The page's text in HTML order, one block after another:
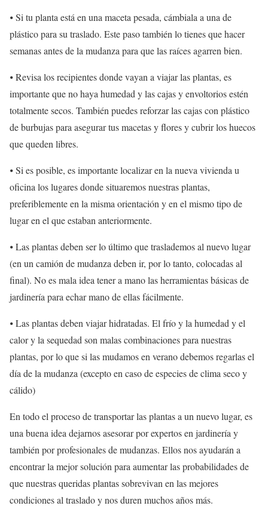
⦁ Si tu planta está en una maceta pesada, cámbiala a una de
plástico para su traslado. Este paso también lo tienes que hacer
semanas antes de la mudanza para que las raíces agarren bien.
⦁ Revisa los recipientes donde vayan a viajar las plantas, es
importante que no haya humedad y las cajas y envoltorios estén
totalmente secos. También puedes reforzar las cajas con plástico
de burbujas para asegurar tus macetas y flores y cubrir los huecos
que queden libres.
⦁ Si es posible, es importante localizar en la nueva vivienda u
oficina los lugares donde situaremos nuestras plantas,
preferiblemente en la misma orientación y en el mismo tipo de
lugar en el que estaban anteriormente.
⦁ Las plantas deben ser lo último que traslademos al nuevo lugar
(en un camión de mudanza deben ir, por lo tanto, colocadas al
final). No es mala idea tener a mano las herramientas básicas de
jardinería para echar mano de ellas fácilmente.
⦁ Las plantas deben viajar hidratadas. El frío y la humedad y el
calor y la sequedad son malas combinaciones para nuestras
plantas, por lo que si las mudamos en verano debemos regarlas el
día de la mudanza (excepto en caso de especies de clima seco y
cálido)
En todo el proceso de transportar las plantas a un nuevo lugar, es
una buena idea dejarnos asesorar por expertos en jardinería y
también por profesionales de mudanzas. Ellos nos ayudarán a
encontrar la mejor solución para aumentar las probabilidades de
que nuestras queridas plantas sobrevivan en las mejores
condiciones al traslado y nos duren muchos años más.